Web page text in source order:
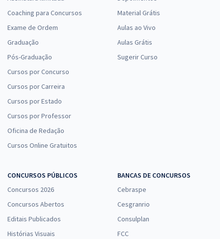
Coaching para Concursos
Exame de Ordem
Graduação
Pós-Graduação
Cursos por Concurso
Cursos por Carreira
Cursos por Estado
Cursos por Professor
Oficina de Redação
Cursos Online Gratuitos
Material Grátis
Aulas ao Vivo
Aulas Grátis
Sugerir Curso
CONCURSOS PÚBLICOS
Concursos 2026
Concursos Abertos
Editais Publicados
Histórias Visuais
BANCAS DE CONCURSOS
Cebraspe
Cesgranrio
Consulplan
FCC